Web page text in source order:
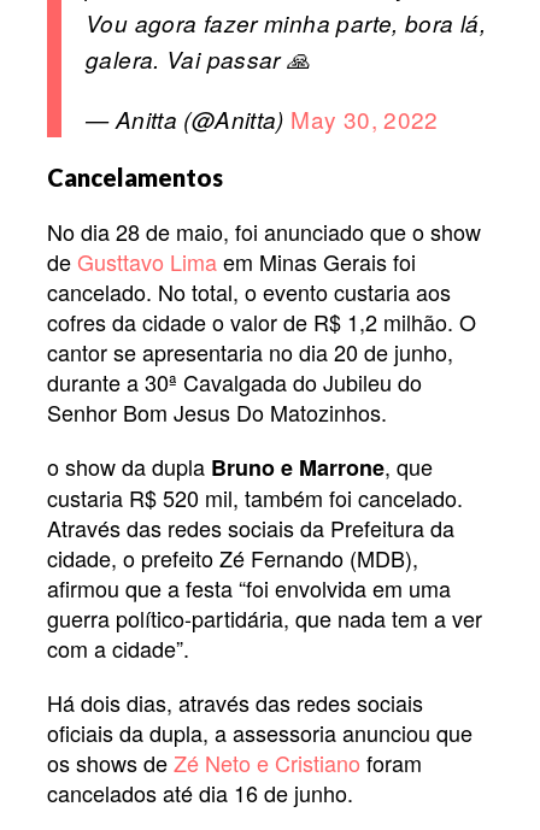
Vou agora fazer minha parte, bora lá,
galera. Vai passar 🙏
— Anitta (@Anitta) May 30, 2022
Cancelamentos
No dia 28 de maio, foi anunciado que o show
deGusttavo Limaem Minas Gerais foi
cancelado. No total, o evento custaria aos
cofres da cidade o valor de R$ 1,2 milhão. O
cantor se apresentaria no dia 20 de junho,
durante a 30ª Cavalgada do Jubileu do
Senhor Bom Jesus Do Matozinhos.
o show da dupla Bruno e Marrone, que
custaria R$ 520 mil, também foi cancelado.
Através das redes sociais da Prefeitura da
cidade, o prefeito Zé Fernando (MDB),
afirmou que a festa “foi envolvida em uma
guerra político-partidária, que nada tem a ver
com a cidade”.
Há dois dias, através das redes sociais
oficiais da dupla, a assessoria anunciou que
os shows deZé Neto e Cristiano foram
cancelados até dia 16 de junho.